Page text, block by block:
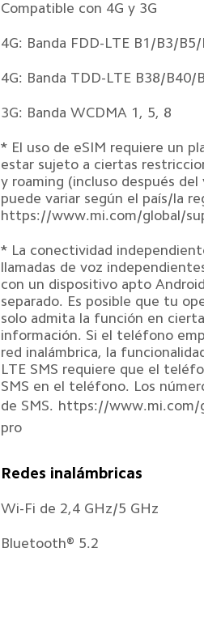
Compatible con 4G y 3G
4G: Banda FDD-LTE B1/B3/
4G: Banda TDD-LTE B38/B40/
3G: Banda WCDMA 1, 5, 8
* El uso de eSIM requiere un
estar sujeto a ciertas
y roaming (incluso después
puede variar según el país/la
https://www.mi.com/global/
* La conectividad
llamadas de voz
con un dispositivo apto
separado. Es posible que tu
solo admita la función en
información. Si el teléfono
red inalámbrica, la
LTE SMS requiere que el
SMS en el teléfono. Los
de SMS. https://www.mi.com/
pro
Redes inalámbricas
Wi-Fi de 2,4 GHz/5 GHz
Bluetooth® 5.2